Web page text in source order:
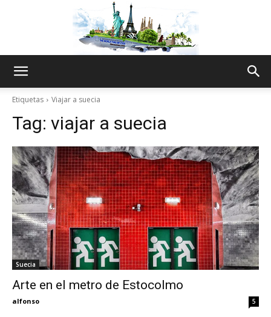
Thru
My
Etiquetas Viajar a suecia
Tag: viajar a suecia
Suecia
Arte en el metro de Estocolmo
alfonso 5